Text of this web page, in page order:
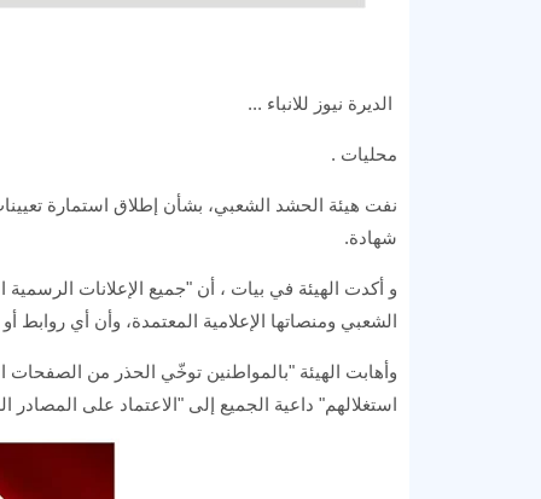
الديرة نيوز للانباء ...
محليات .
شهادة.
و أكدت الهيئة في بيات ، أن "جميع الإعلانات
الشعبي ومنصاتها الإعلامية المعتمدة، وأن أي
وأهابت الهيئة "بالمواطنين توخّي الحذر من الصفحات
استغلالهم" داعية الجميع إلى "الاعتماد على